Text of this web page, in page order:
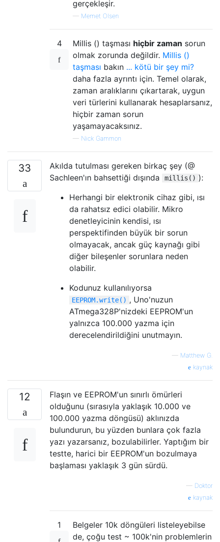
gerçekleşir.
— Memet Olsen
4 Millis () taşması hiçbir zaman sorun
olmak zorunda değildir. Millis ()
taşması bakın ... kötü bir şey mi?
daha fazla ayrıntı için. Temel olarak,
zaman aralıklarını çıkartarak, uygun
veri türlerini kullanarak hesaplarsanız,
hiçbir zaman sorun
yaşamayacaksınız.
— Nick Gammon
33
Akılda tutulması gereken birkaç şey (@
Sachleen'ın bahsettiği dışında
millis() ):
Herhangi bir elektronik cihaz gibi, ısı
da rahatsız edici olabilir. Mikro
denetleyicinin kendisi, ısı
perspektifinden büyük bir sorun
olmayacak, ancak güç kaynağı gibi
diğer bileşenler sorunlara neden
olabilir.
Kodunuz kullanılıyorsa
EEPROM.write() , Uno'nuzun
ATmega328P'nizdeki EEPROM'un
yalnızca 100.000 yazma için
derecelendirildiğini unutmayın.
— Matthew G.
kaynak
12
Flaşın ve EEPROM'un sınırlı ömürleri
olduğunu (sırasıyla yaklaşık 10.000 ve
100.000 yazma döngüsü) aklınızda
bulundurun, bu yüzden bunlara çok fazla
yazı yazarsanız, bozulabilirler. Yaptığım bir
testte, harici bir EEPROM'un bozulmaya
başlaması yaklaşık 3 gün sürdü.
— Doktor
kaynak
1
Belgeler 10k döngüleri listeleyebilse
de, çoğu test ~ 100k'nin problemlerin